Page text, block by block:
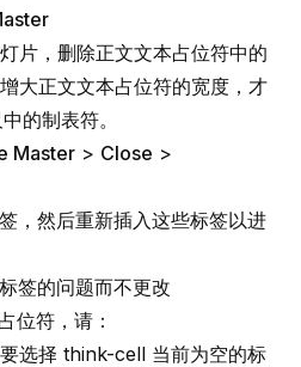
片，删除正文文本占位符中的
大正文文本占位符的宽度，才
的制表符。
Master > Close >
，然后重新插入这些标签以进
签的问题而不更改
位符，请：
选择 think-cell 当前为空的标